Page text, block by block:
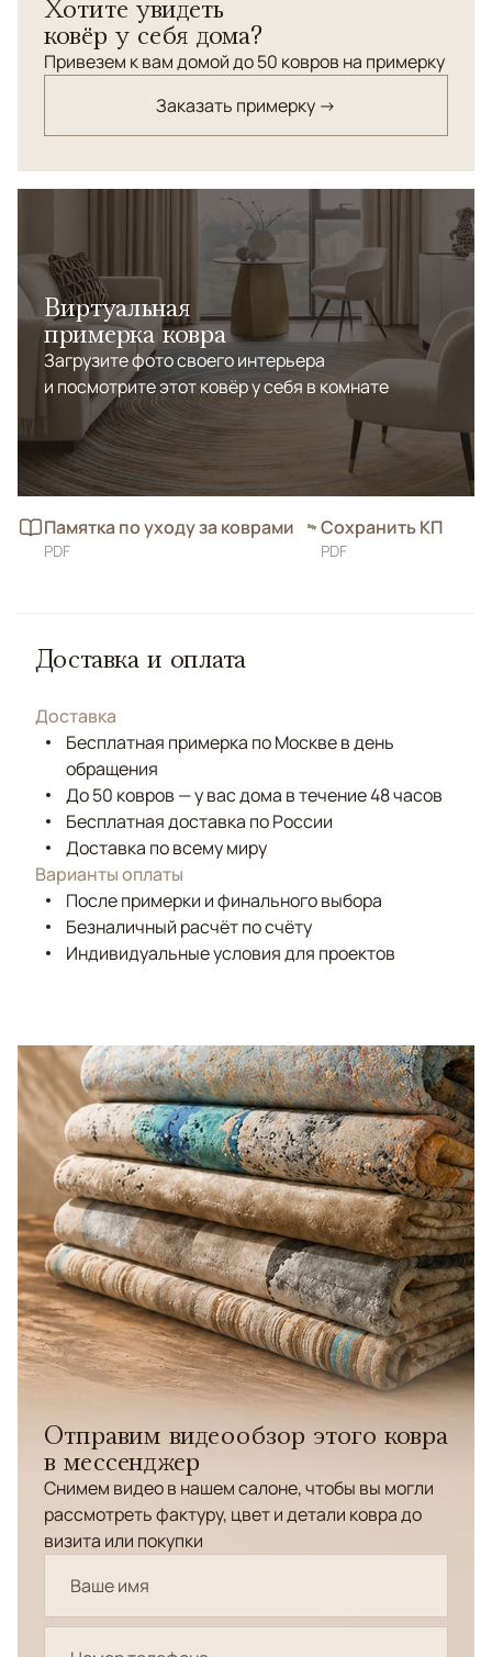
Хотите увидеть
ковёр у себя дома?
Привезем к вам домой до 50 ковров на примерку
Заказать примерку →
Виртуальная
примерка ковра
Загрузите фото своего интерьера
и посмотрите этот ковёр у себя в комнате
Памятка по уходу за коврами
PDF
Сохранить КП
PDF
Доставка и оплата
Доставка
Бесплатная примерка по Москве в день
обращения
До 50 ковров — у вас дома в течение 48 часов
Бесплатная доставка по России
Доставка по всему миру
Варианты оплаты
После примерки и финального выбора
Безналичный расчёт по счёту
Индивидуальные условия для проектов
Отправим видеообзор этого ковра
в мессенджер
Снимем видео в нашем салоне, чтобы вы могли
рассмотреть фактуру, цвет и детали ковра до
визита или покупки